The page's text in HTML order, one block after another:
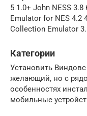
5 1.0+ John NESS
Emulator for NES 4.2
Collection Emulator
Категории
Установить
желающий, но с
особенностях
мобильные